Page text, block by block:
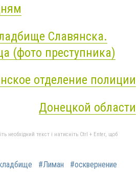
Славянска.
(фото преступника)
отделение полиции
Донецкой области
необхідний текст і натисніть Ctrl + Enter, щоб
#Лиман
#осквернение